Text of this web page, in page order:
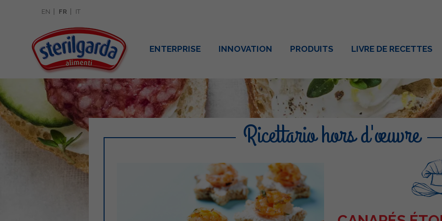
EN FR IT
ENTERPRISE INNOVATION PRODUITS LIVRE DE RECETTES
Ricettario hors d'œuvre